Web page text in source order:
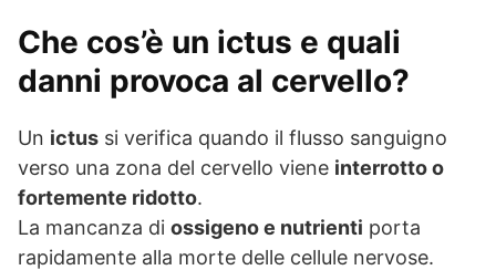
Che cos’è un ictus e quali
danni provoca al cervello?
Un ictus si verifica quando il flusso sanguigno
verso una zona del cervello viene interrotto o
fortemente ridotto.
La mancanza di ossigeno e nutrienti porta
rapidamente alla morte delle cellule nervose.